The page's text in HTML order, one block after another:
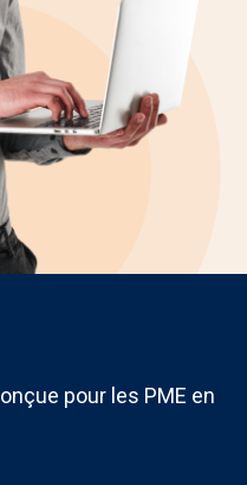
pour les PME en